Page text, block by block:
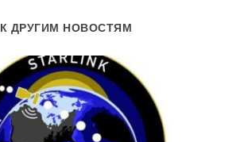
К ДРУГИМ НОВОСТЯМ